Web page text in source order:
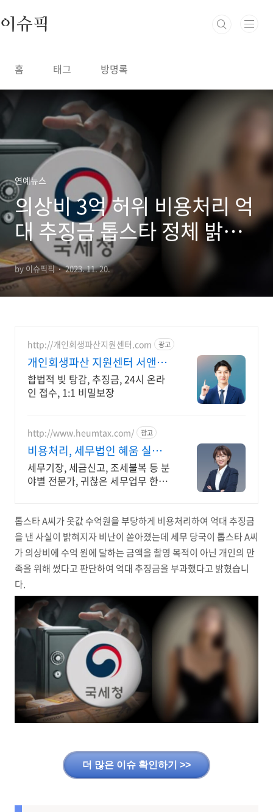
이슈픽
홈 태그 방명록
연예뉴스
의상비 3억 허위 비용처리 억
대 추징금 톱스타 정체 밝혀
지자 모두 깜짝
by 이슈픽픽 2023. 11. 20.
http://개인회생파산지원센터.com 광고
개인회생파산 지원센터 서앤율
빚탕감 모든 부채 해결
합법적 빚 탕감, 추징금, 24시 온라
인 접수, 1:1 비밀보장
http://www.heumtax.com/ 광고
비용처리, 세무법인 혜움 실시간
카톡 상담 지원
세무기장, 세금신고, 조세불복 등 분
야별 전문가, 귀찮은 세무업무 한번
톱스타 A씨가 옷값 수억원을 부당하게 비용처리하여 억대 추징금
을 낸 사실이 밝혀지자 비난이 쏟아졌는데 세무 당국이 톱스타 A씨
가 의상비에 수억 원에 달하는 금액을 촬영 목적이 아닌 개인의 만
족을 위해 썼다고 판단하여 억대 추징금을 부과했다고 밝혔습니
다.
더 많은 이슈 확인하기 >>